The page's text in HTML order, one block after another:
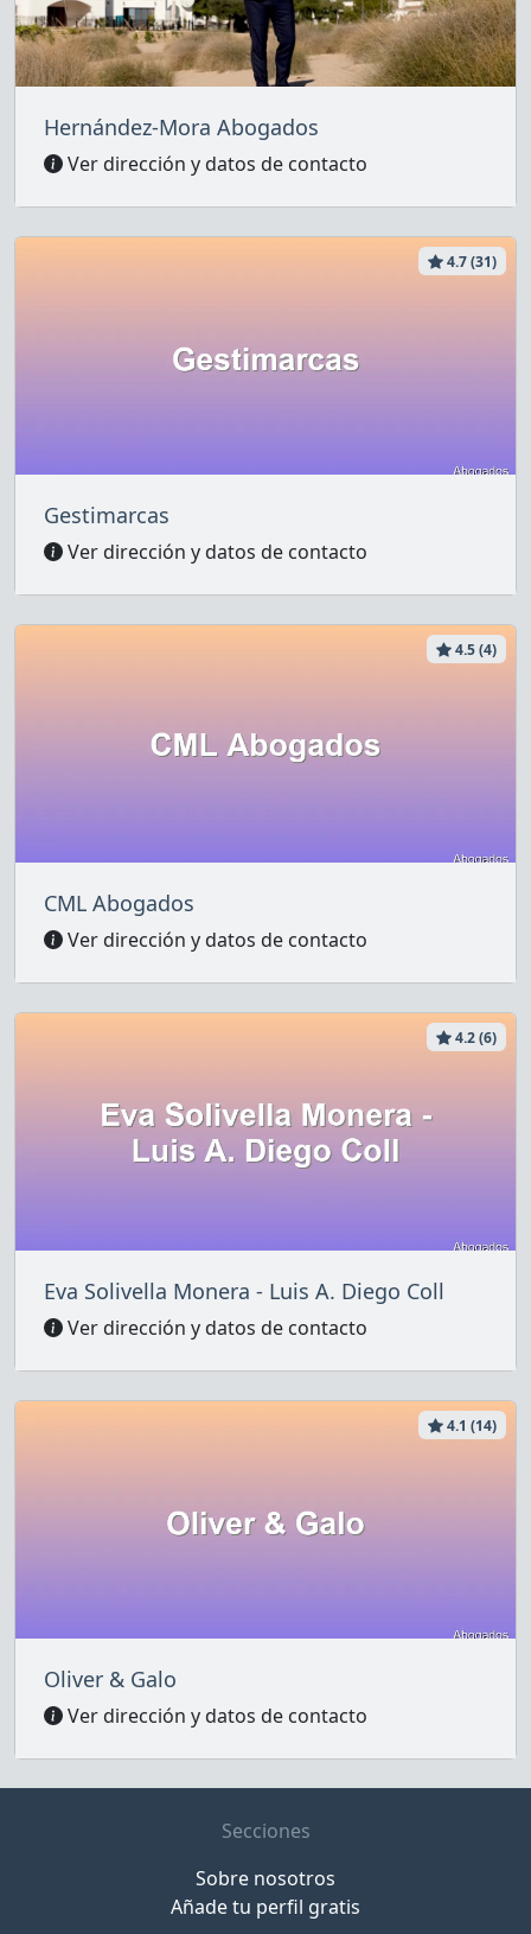
Hernández-Mora Abogados
Ver dirección y datos de contacto
4.7 (31)
Gestimarcas
Ver dirección y datos de contacto
4.5 (4)
CML Abogados
Ver dirección y datos de contacto
4.2 (6)
Eva Solivella Monera - Luis A. Diego Coll
Ver dirección y datos de contacto
4.1 (14)
Oliver & Galo
Ver dirección y datos de contacto
Secciones
Sobre nosotros
Añade tu perfil gratis